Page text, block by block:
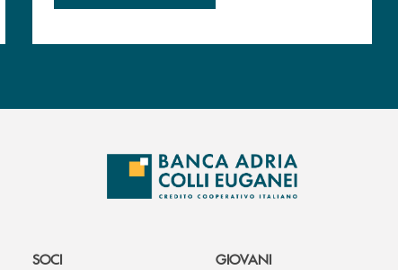
SOCI
GIOVANI